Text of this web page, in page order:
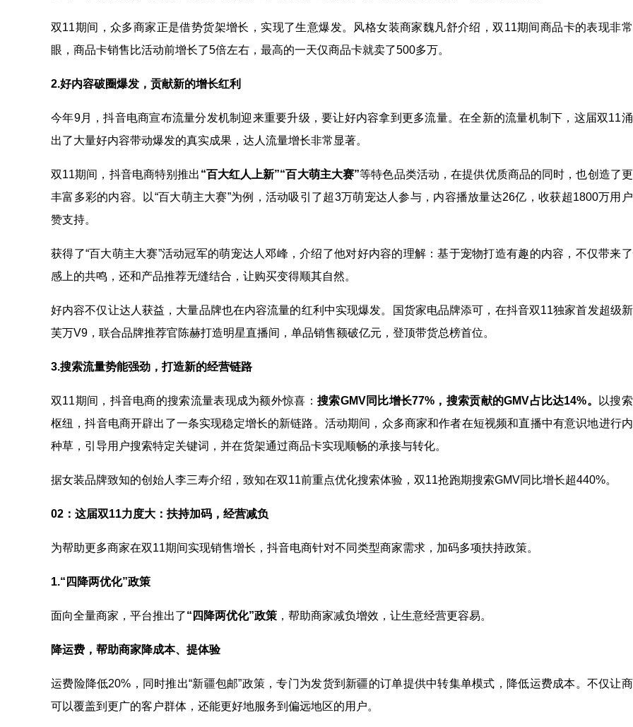
双11期间，众多商家正是借势货架增长，实现了生意爆发。风格女装商家魏凡舒介绍，双11期间商品卡的表现非
眼，商品卡销售比活动前增长了5倍左右，最高的一天仅商品卡就卖了500多万。
2.好内容破圈爆发，贡献新的增长红利
今年9月，抖音电商宣布流量分发机制迎来重要升级，要让好内容拿到更多流量。在全新的流量机制下，这届双11
出了大量好内容带动爆发的真实成果，达人流量增长非常显著。
双11期间，抖音电商特别推出 “百大红人上新”“百大萌主大赛”等特色品类活动，在提供优质商品的同时，也创造了
丰富多彩的内容。以“百大萌主大赛”为例，活动吸引了超3万萌宠达人参与，内容播放量达26亿，收获超1800万用
赞支持。
获得了“百大萌主大赛”活动冠军的萌宠达人邓峰，介绍了他对好内容的理解：基于宠物打造有趣的内容，不仅带来
感上的共鸣，还和产品推荐无缝结合，让购买变得顺其自然。
好内容不仅让达人获益，大量品牌也在内容流量的红利中实现爆发。国货家电品牌添可，在抖音双11独家首发超级
芙万V9，联合品牌推荐官陈赫打造明星直播间，单品销售额破亿元，登顶带货总榜首位。
3.搜索流量势能强劲，打造新的经营链路
双11期间，抖音电商的搜索流量表现成为额外惊喜： 搜索GMV同比增长77%，搜索贡献的GMV占比达14%。
以搜
枢纽，抖音电商开辟出了一条实现稳定增长的新链路。活动期间，众多商家和作者在短视频和直播中有意识地进行
种草，引导用户搜索特定关键词，并在货架通过商品卡实现顺畅的承接与转化。
据女装品牌致知的创始人李三寿介绍，致知在双11前重点优化搜索体验，双11抢跑期搜索GMV同比增长超440%。
02：这届双11力度大：扶持加码，经营减负
为帮助更多商家在双11期间实现销售增长，抖音电商针对不同类型商家需求，加码多项扶持政策。
1.“四降两优化”政策
面向全量商家，平台推出了“四降两优化”政策 ，帮助商家减负增效，让生意经营更容易。
降运费，帮助商家降成本、提体验
运费险降低20%，同时推出“新疆包邮”政策，专门为发货到新疆的订单提供中转集单模式，降低运费成本。不仅让
可以覆盖到更广的客户群体，还能更好地服务到偏远地区的用户。